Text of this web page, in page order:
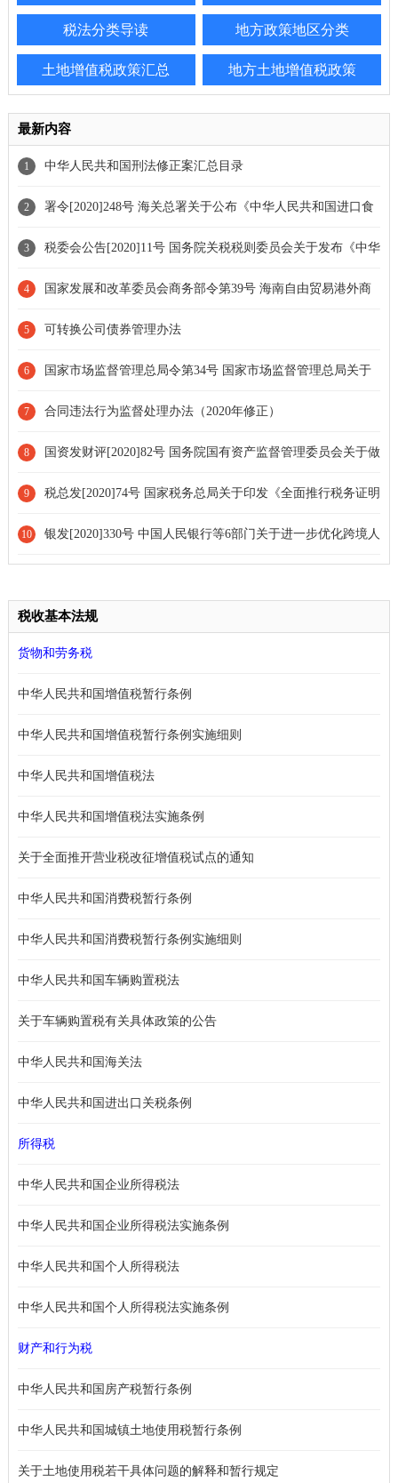
税法分类导读 地方政策地区分类
土地增值税政策汇总 地方土地增值税政策
最新内容
1 中华人民共和国刑法修正案汇总目录
2 署令[2020]248号 海关总署关于公布《中华人民共和国进口食
品境外生产企业注册管理规定》的令
3 税委会公告[2020]11号 国务院关税税则委员会关于发布《中华
人民共和国进出口税则（2021）》的公告
4 国家发展和改革委员会商务部令第39号 海南自由贸易港外商
投资准入特别管理措施[负面清单][2020年版]
5 可转换公司债券管理办法
6 国家市场监督管理总局令第34号 国家市场监督管理总局关于
修改和废止部分规章的决定
7 合同违法行为监督处理办法（2020年修正）
8 国资发财评[2020]82号 国务院国有资产监督管理委员会关于做
好2020年度地方企业国有资产统计及报表编制工作的通知
9 税总发[2020]74号 国家税务总局关于印发《全面推行税务证明
事项告知承诺制实施方案》的通知
10 银发[2020]330号 中国人民银行等6部门关于进一步优化跨境人
税收基本法规
货物和劳务税
中华人民共和国增值税暂行条例
中华人民共和国增值税暂行条例实施细则
中华人民共和国增值税法
中华人民共和国增值税法实施条例
关于全面推开营业税改征增值税试点的通知
中华人民共和国消费税暂行条例
中华人民共和国消费税暂行条例实施细则
中华人民共和国车辆购置税法
关于车辆购置税有关具体政策的公告
中华人民共和国海关法
中华人民共和国进出口关税条例
所得税
中华人民共和国企业所得税法
中华人民共和国企业所得税法实施条例
中华人民共和国个人所得税法
中华人民共和国个人所得税法实施条例
财产和行为税
中华人民共和国房产税暂行条例
中华人民共和国城镇土地使用税暂行条例
关于土地使用税若干具体问题的解释和暂行规定